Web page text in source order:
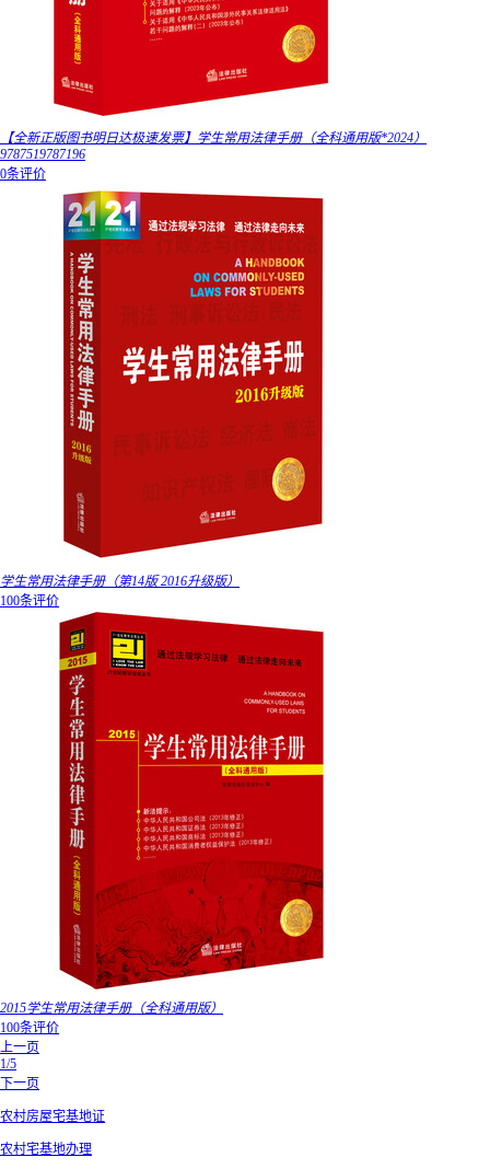
【全新正版图书明日达极速发票】学生常用法律手册（全科通用版*2024）
9787519787196
0条评价
学生常用法律手册（第14版 2016升级版）
100条评价
2015学生常用法律手册（全科通用版）
100条评价
上一页
1/5
下一页
农村房屋宅基地证
农村宅基地办理